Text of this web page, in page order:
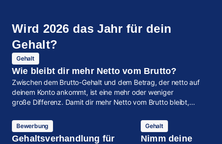
Wird 2026 das Jahr für dein
Gehalt?
Gehalt
Wie bleibt dir mehr Netto vom Brutto?
Zwischen dem Brutto-Gehalt und dem Betrag, der netto auf
deinem Konto ankommt, ist eine mehr oder weniger
große Differenz. Damit dir mehr Netto vom Brutto bleibt,
Bewerbung
Gehaltsverhandlung für
Gehalt
Nimm deine